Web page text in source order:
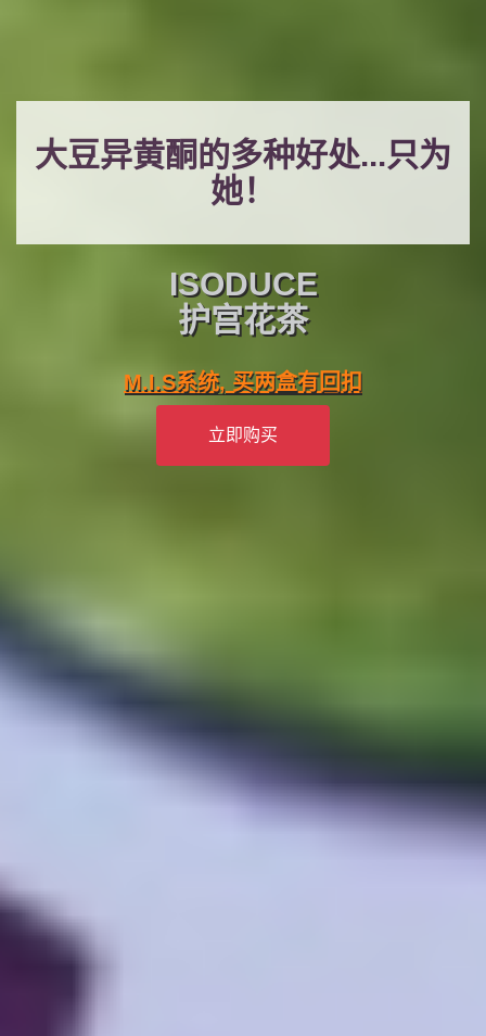
大豆异黄酮的多种好处...只为
她！
ISODUCE
护宫花茶
M.I.S系统, 买两盒有回扣
立即购买